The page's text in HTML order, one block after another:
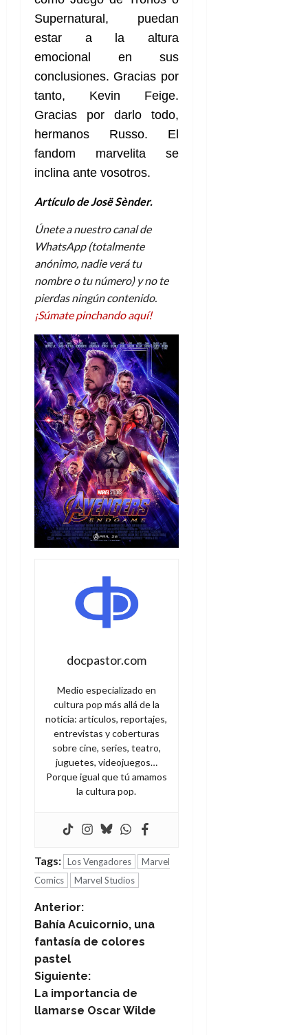
Supernatural, puedan
estar a la altura
emocional en sus
conclusiones. Gracias por
tanto, Kevin Feige.
Gracias por darlo todo,
hermanos Russo. El
fandom marvelita se
inclina ante vosotros.
Artículo de Josë Sènder.
Únete a nuestro canal de
WhatsApp (totalmente
anónimo, nadie verá tu
nombre o tu número) y no te
pierdas ningún contenido.
¡Súmate pinchando aquí!
docpastor.com
Medio especializado en
cultura pop más allá de la
noticia: artículos, reportajes,
entrevistas y coberturas
sobre cine, series, teatro,
juguetes, videojuegos…
Porque igual que tú amamos
la cultura pop.
Tags: Los Vengadores
Marvel
Comics
Marvel Studios
N
a
v
e
Anterior:
Bahía Acuicornio, una
fantasía de colores
pastel
Siguiente:
La importancia de
llamarse Oscar Wilde